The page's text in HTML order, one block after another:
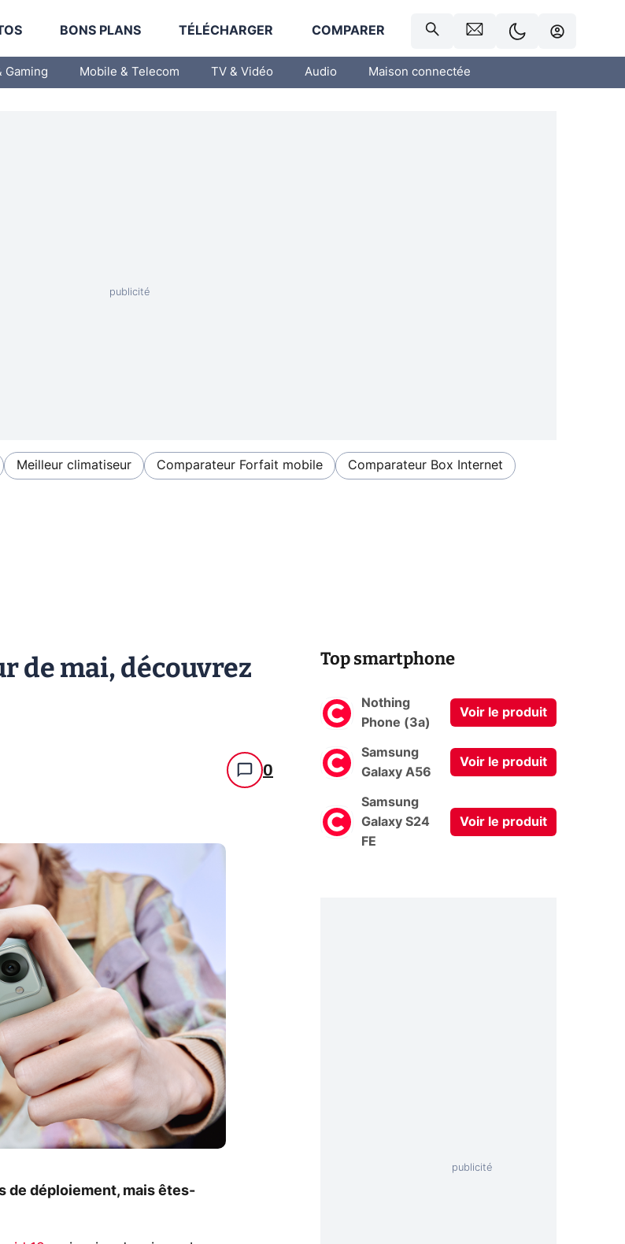
BONS PLANS TÉLÉCHARGER COMPARER
Gaming Mobile & Telecom TV & Vidéo Audio Maison connectée
Meilleur climatiseur Comparateur Forfait mobile Comparateur Box Internet
de mai, découvrez
0
de déploiement, mais êtes-
Top smartphone
Nothing
Phone (3a)
Voir le produit
Samsung
Galaxy A56
Voir le produit
Samsung
Galaxy S24
FE
Voir le produit